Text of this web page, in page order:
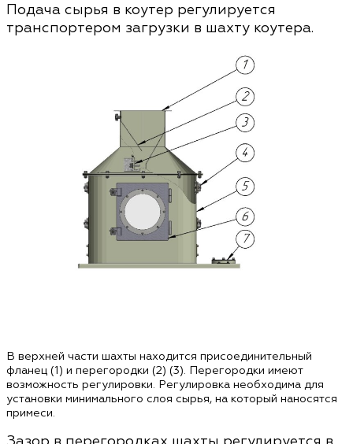
Подача сырья в коутер регулируется
транспортером загрузки в шахту коутера.
В верхней части шахты находится присоединительный
фланец (1) и перегородки (2) (3). Перегородки имеют
возможность регулировки. Регулировка необходима для
установки минимального слоя сырья, на который наносятся
примеси.
Зазор в перегородках шахты регулируется в